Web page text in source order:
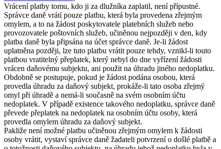
Vrácení platby tomu, kdo ji za dlužníka zaplatil, není přípustné.
Správce daně vrátí pouze platbu, která byla provedena zřejmým
omylem, a to na žádost poskytovatele platebních služeb nebo
provozovatele poštovních služeb, učiněnou nejpozději v den, kdy
platba daně byla připsána na účet správce daně. Je-li žádost
uplatněna později, lze tuto platbu vrátit pouze tehdy, vznikl-li touto
platbou vratitelný přeplatek, který nebyl do dne vyřízení žádosti
vrácen daňovému subjektu, ani použit na úhradu jiného nedoplatku.
Obdobně se postupuje, pokud je žádost podána osobou, která
provedla úhradu za daňový subjekt, prokáže-li tato osoba zřejmý
omyl při úhradě a nemá-li současně na svém osobním účtu
nedoplatek. V případě existence takového nedoplatku, správce daně
převede přeplatek na nedoplatek na osobním účtu osoby, která
provedla omylem úhradu za daňový subjekt.
Pakliže není možné platbu učiněnou zřejmým omylem k žádosti
osoby vrátit, vystaví správce daně žadateli potvrzení o došlé platbě a